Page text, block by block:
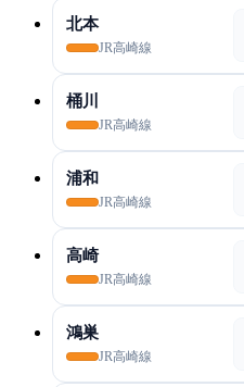
北本
JR高崎線
桶川
JR高崎線
浦和
JR高崎線
高崎
JR高崎線
鴻巣
JR高崎線